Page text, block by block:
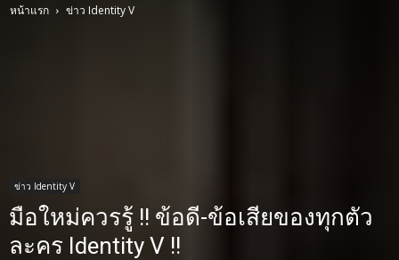
หน้าแรก ข่าว Identity V
ข่าว Identity V
มือใหม่ควรรู้ !! ข้อดี-ข้อเสียของทุกตัว
ละคร Identity V !!